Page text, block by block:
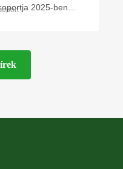
1.2025-ben